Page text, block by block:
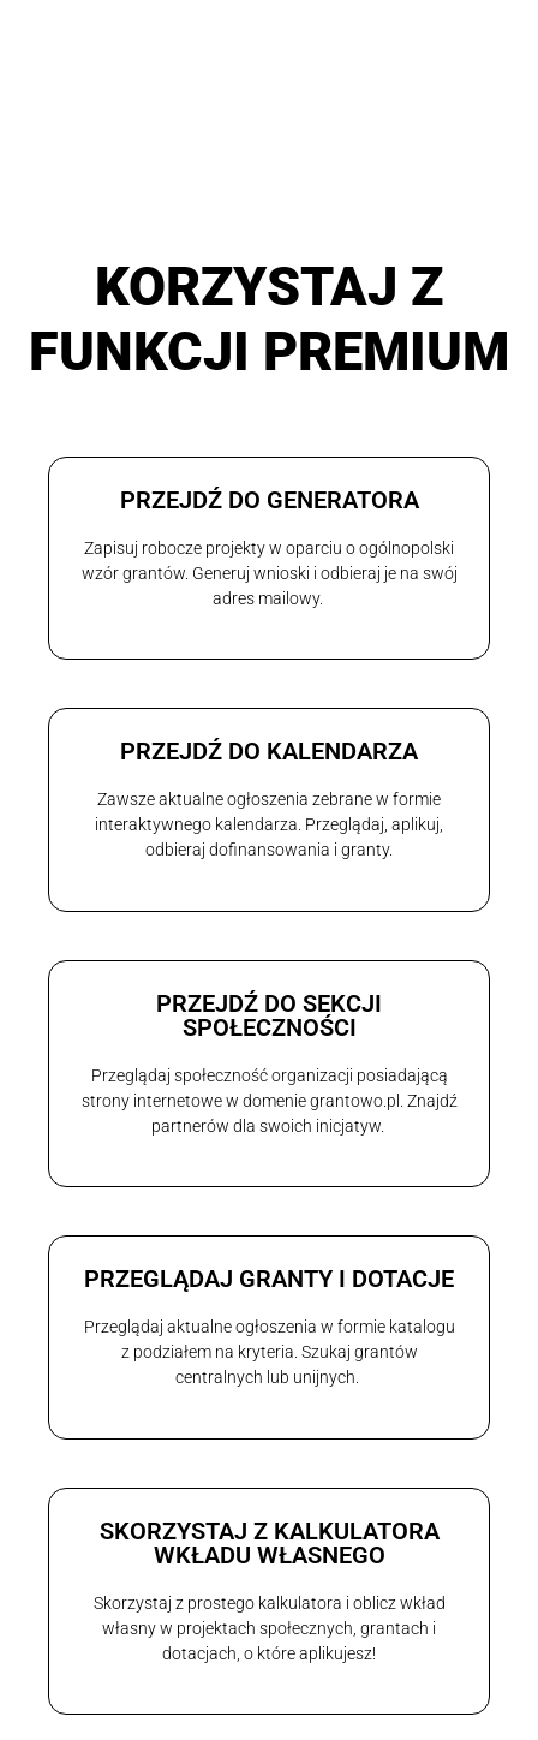
KORZYSTAJ Z
FUNKCJI PREMIUM
PRZEJDŹ DO GENERATORA
Zapisuj robocze projekty w oparciu o ogólnopolski
wzór grantów. Generuj wnioski i odbieraj je na swój
adres mailowy.
PRZEJDŹ DO KALENDARZA
Zawsze aktualne ogłoszenia zebrane w formie
interaktywnego kalendarza. Przeglądaj, aplikuj,
odbieraj dofinansowania i granty.
PRZEJDŹ DO SEKCJI
SPOŁECZNOŚCI
Przeglądaj społeczność organizacji posiadającą
strony internetowe w domenie grantowo.pl. Znajdź
partnerów dla swoich inicjatyw.
PRZEGLĄDAJ GRANTY I DOTACJE
Przeglądaj aktualne ogłoszenia w formie katalogu
z podziałem na kryteria. Szukaj grantów
centralnych lub unijnych.
SKORZYSTAJ Z KALKULATORA
WKŁADU WŁASNEGO
Skorzystaj z prostego kalkulatora i oblicz wkład
własny w projektach społecznych, grantach i
dotacjach, o które aplikujesz!